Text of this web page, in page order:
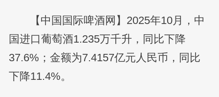
【中国国际啤酒网】2025年10月，中
国进口葡萄酒1.235万千升，同比下降
37.6%；金额为7.4157亿元人民币，同比
下降11.4%。